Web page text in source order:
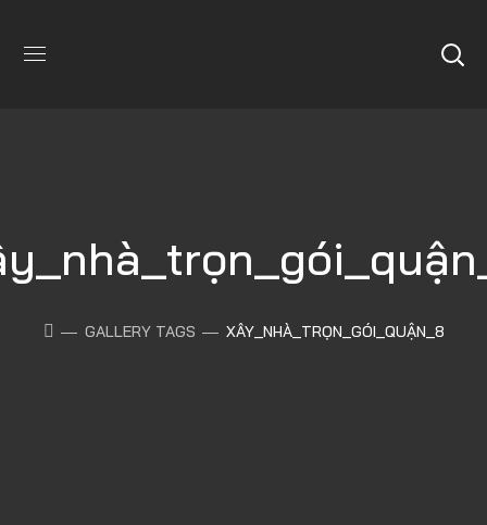
GALLERY TAGS XÂY_NHÀ_TRỌN_GÓI_QUẬN_8